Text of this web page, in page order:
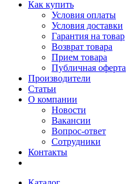
Как купить
Условия оплаты
Условия доставки
Гарантия на товар
Возврат товара
Прием товара
Публичная оферта
Производители
Статьи
О компании
Новости
Вакансии
Вопрос-ответ
Сотрудники
Контакты